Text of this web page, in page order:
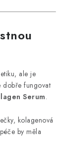
ale je
dobře fungovat
Serum.
kolagenová
by měla